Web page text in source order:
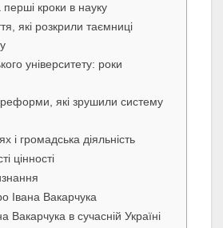
кроки в науку
які розкрили таємниці
університету: роки
реформи, які зрушили систему
і громадська діяльність
цінності
Івана Вакарчука
Вакарчука в сучасній Україні